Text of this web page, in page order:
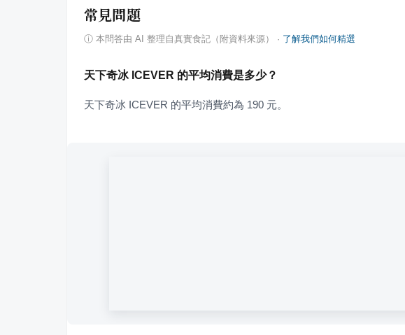
常見問題
ⓘ 本問答由 AI 整理自真實食記（附資料來源） · 了解我們如何精選
天下奇冰 ICEVER 的平均消費是多少？
天下奇冰 ICEVER 的平均消費約為 190 元。